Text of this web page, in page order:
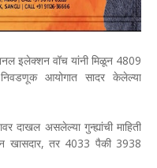
इलेक्शन वॉच यांनी मिळून 4809
निवडणूक आयोगात सादर केलेल्या
दाखल असलेल्या गुन्ह्यांची माहिती
खासदार, तर 4033 पैकी 3938